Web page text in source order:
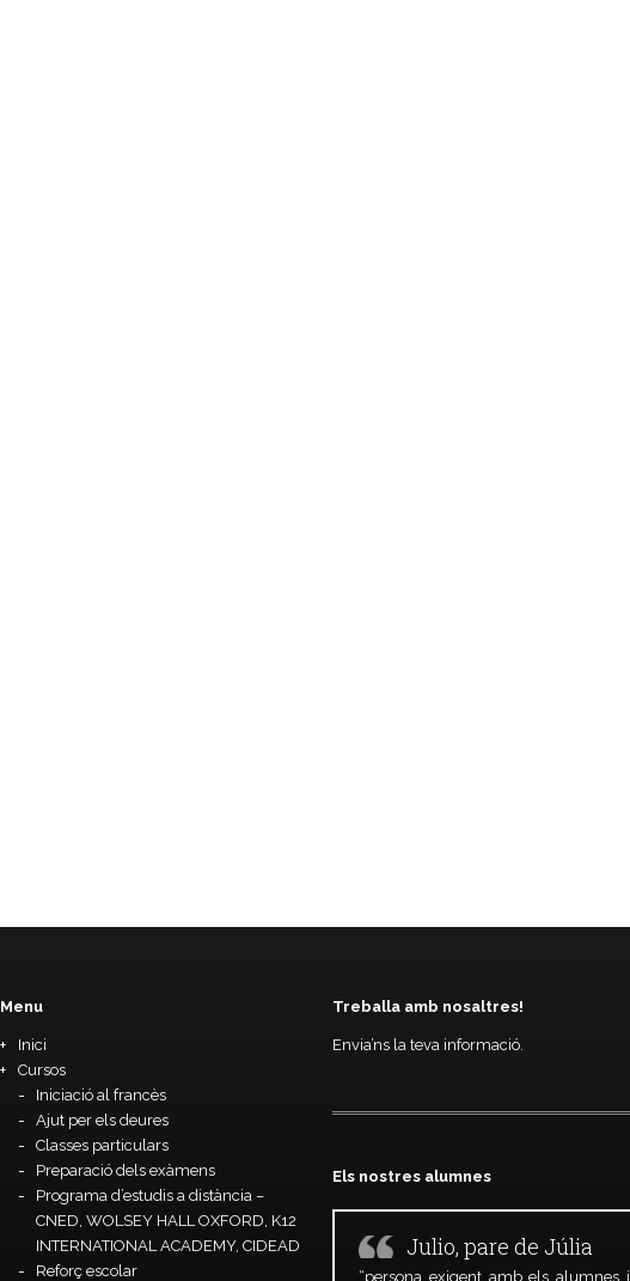
Menu
Inici
Cursos
Iniciació al francès
Ajut per els deures
Classes particulars
Preparació dels exàmens
Programa d’estudis a distància –
CNED, WOLSEY HALL OXFORD, K12
INTERNATIONAL ACADEMY, CIDEAD
Reforç escolar
Treballa amb nosaltres!
Envia’ns la teva informació.
Els nostres alumnes
Julio, pare de Júlia
“persona exigent amb els alumnes i,